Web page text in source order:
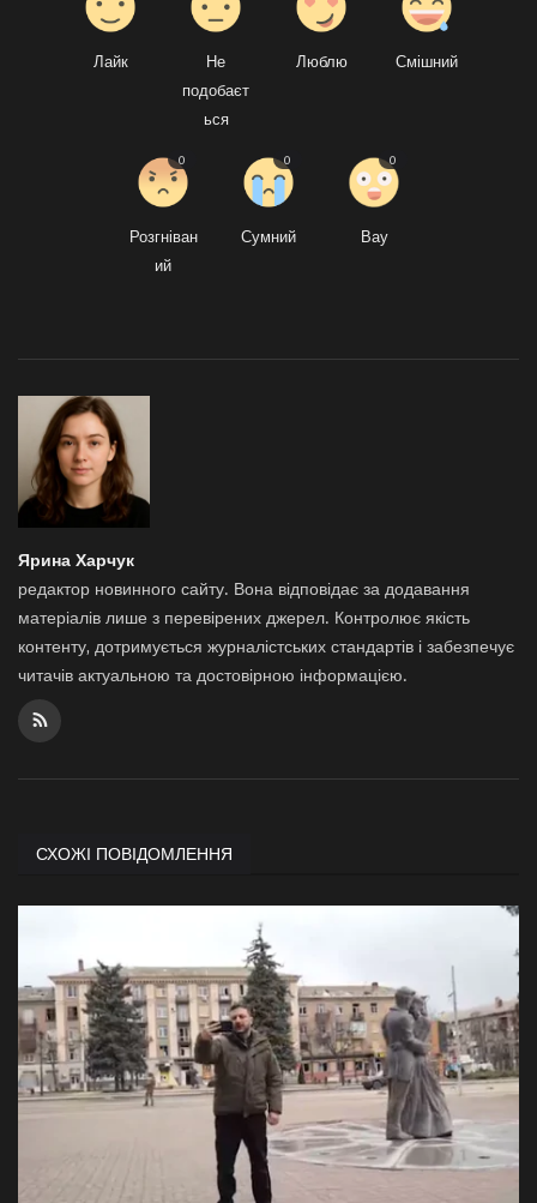
Лайк
Не
подобаєт
ься
Люблю Смішний
Розгніван
ий
0
Сумний
0
Вау
0
Ярина Харчук
редактор новинного сайту. Вона відповідає за додавання
матеріалів лише з перевірених джерел. Контролює якість
контенту, дотримується журналістських стандартів і забезпечує
читачів актуальною та достовірною інформацією.
СХОЖІ ПОВІДОМЛЕННЯ